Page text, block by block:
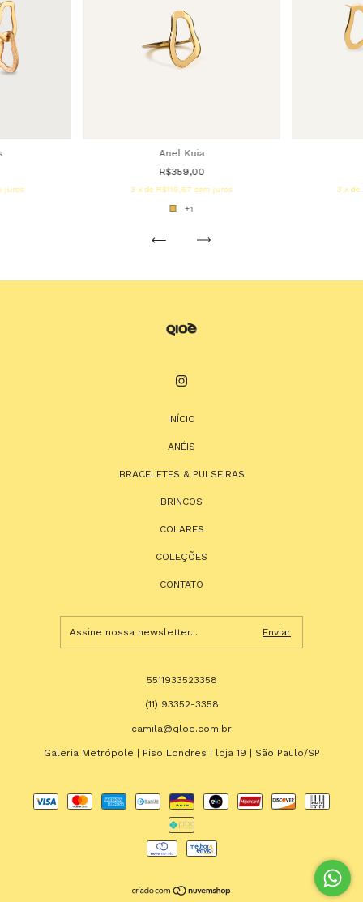
juros
Anel Kuia
R$359,00
3 x de R$119,67 sem juros
+1
3 x de
INÍCIO
ANÉIS
BRACELETES & PULSEIRAS
BRINCOS
COLARES
COLEÇÕES
CONTATO
5511933523358
(11) 93352-3358
camila@qloe.com.br
Galeria Metrópole | Piso Londres | loja 19 | São Paulo/SP